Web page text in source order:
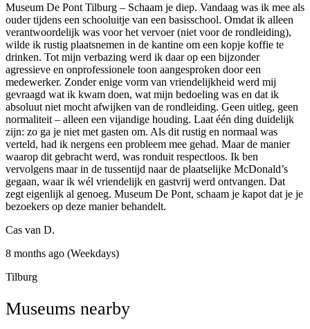
Museum De Pont Tilburg – Schaam je diep. Vandaag was ik mee als
ouder tijdens een schooluitje van een basisschool. Omdat ik alleen
verantwoordelijk was voor het vervoer (niet voor de rondleiding),
wilde ik rustig plaatsnemen in de kantine om een kopje koffie te
drinken. Tot mijn verbazing werd ik daar op een bijzonder
agressieve en onprofessionele toon aangesproken door een
medewerker. Zonder enige vorm van vriendelijkheid werd mij
gevraagd wat ik kwam doen, wat mijn bedoeling was en dat ik
absoluut niet mocht afwijken van de rondleiding. Geen uitleg, geen
normaliteit – alleen een vijandige houding. Laat één ding duidelijk
zijn: zo ga je niet met gasten om. Als dit rustig en normaal was
verteld, had ik nergens een probleem mee gehad. Maar de manier
waarop dit gebracht werd, was ronduit respectloos. Ik ben
vervolgens maar in de tussentijd naar de plaatselijke McDonald’s
gegaan, waar ik wél vriendelijk en gastvrij werd ontvangen. Dat
zegt eigenlijk al genoeg. Museum De Pont, schaam je kapot dat je je
bezoekers op deze manier behandelt.
Cas van D.
8 months ago (Weekdays)
Tilburg
Museums nearby